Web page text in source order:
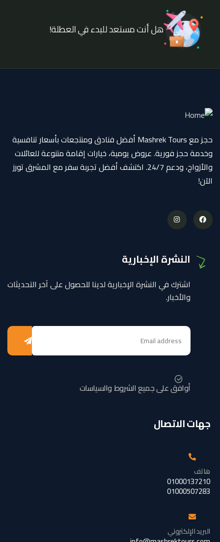
هل أنت مستعد للبدء في العطلة!
حجز مع Mashrek Tours أفضل فنادق ومنتجعات بأسعار تنافسية
وخدمة حجز فورية. عروض يومية، خيارات إقامة متنوعة للعائلات
والأزواج، ودعم 24/7. اكتشف أفضل تجربة سفر مع المشرق تورز
الآن!
النشرة الإخبارية
اشترك في النشرة الإخبارية لدينا للحصول على آخر التحديثات
والأخبار.
أوافق على جميع الشروط والسياسات
جهات الاتصال
هاتف
01000137210
01000507283
البريد الإلكتروني